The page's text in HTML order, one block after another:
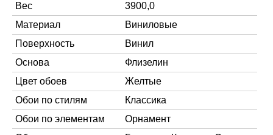
Вес
3900,0
Материал
Виниловые
Поверхность
Винил
Основа
Флизелин
Цвет обоев
Желтые
Обои по стилям
Классика
Обои по элементам
Орнамент